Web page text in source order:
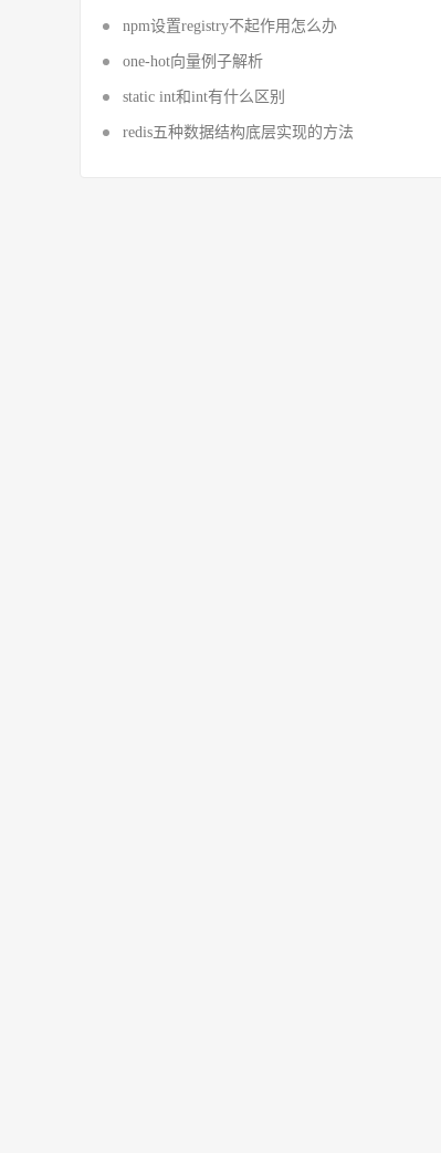
npm设置registry不起作用怎么办
one-hot向量例子解析
static int和int有什么区别
redis五种数据结构底层实现的方法